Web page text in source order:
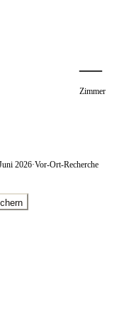
—
Zimmer
2026·Vor-Ort-Recherche